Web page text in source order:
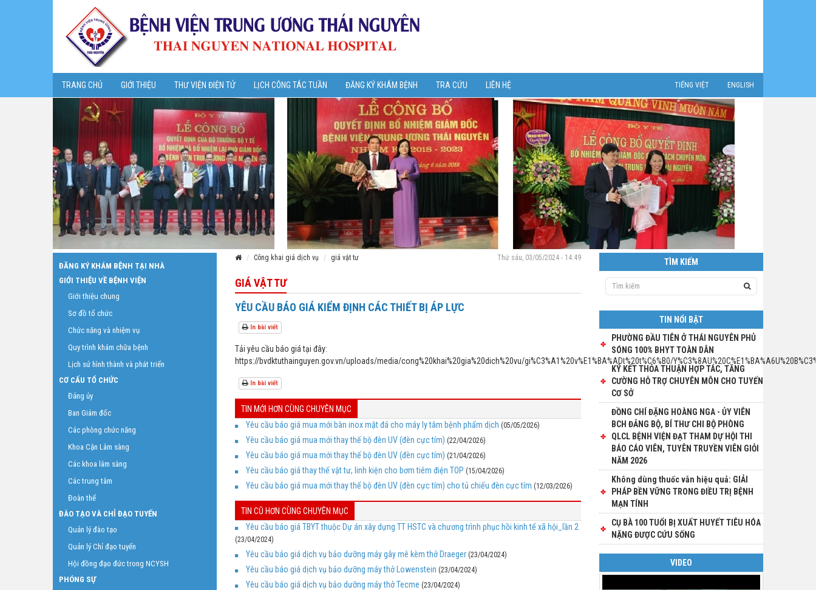
TRANG CHỦ GIỚI THIỆU THƯ VIỆN ĐIỆN TỬ LỊCH CÔNG TÁC TUẦN ĐĂNG KÝ KHÁM BỆNH TRA CỨU LIÊN HỆ TIẾNG VIỆT ENGLISH
Công khai giá dịch vụ giá vật tư Thứ sáu, 03/05/2024 - 14:49
GIÁ VẬT TƯ
YÊU CẦU BÁO GIÁ KIỂM ĐỊNH CÁC THIẾT BỊ ÁP LỰC
In bài viết
Tải yêu cầu báo giá tại đây:
https://bvdktuthainguyen.gov.vn/uploads/media/cong%20khai%20gia%20dich%20vu/gi%C3%A1%20v%E1%BA%ADt%20t%C6%B0/
In bài viết
TIN MỚI HƠN CÙNG CHUYÊN MỤC
Yêu cầu báo giá mua mới bàn inox mặt đá cho máy ly tâm bệnh phẩm dịch (05/05/2026)
Yêu cầu báo giá mua mới thay thế bộ đèn UV (đèn cực tím) (22/04/2026)
Yêu cầu báo giá mua mới thay thế bộ đèn UV (đèn cực tím) (21/04/2026)
Yêu cầu báo giá thay thế vật tư, linh kiện cho bơm tiêm điện TOP (15/04/2026)
Yêu cầu báo giá mua mới thay thế bộ đèn UV (đèn cực tím) cho tủ chiếu đèn cực tím (12/03/2026)
TIN CŨ HƠN CÙNG CHUYÊN MỤC
Yêu cầu báo giá TBYT thuộc Dự án xây dựng TT HSTC và chương trình phục hồi kinh tế xã hội_lần 2
(23/04/2024)
Yêu cầu báo giá dịch vụ bảo dưỡng máy gây mê kèm thở Draeger (23/04/2024)
Yêu cầu báo giá dịch vụ bảo dưỡng máy thở Lowenstein (23/04/2024)
Yêu cầu báo giá dịch vụ bảo dưỡng máy thở Tecme (23/04/2024)
ĐĂNG KÝ KHÁM BỆNH TẠI NHÀ
GIỚI THIỆU VỀ BỆNH VIỆN
Giới thiệu chung
Sơ đồ tổ chức
Chức năng và nhiệm vụ
Quy trình khám chữa bệnh
Lịch sử hình thành và phát triển
CƠ CẤU TỔ CHỨC
Đảng ủy
Ban Giám đốc
Các phòng chức năng
Khoa Cận Lâm sàng
Các khoa lâm sàng
Các trung tâm
Đoàn thể
ĐÀO TẠO VÀ CHỈ ĐẠO TUYẾN
Quản lý đào tạo
Quản lý Chỉ đạo tuyến
Hội đồng đạo đức trong NCYSH
PHÓNG SỰ
TÌM KIẾM
TIN NỔI BẬT
PHƯỜNG ĐẦU TIÊN Ở THÁI NGUYÊN PHỦ
SÓNG 100% BHYT TOÀN DÂN
KÝ KẾT THỎA THUẬN HỢP TÁC, TĂNG
CƯỜNG HỖ TRỢ CHUYÊN MÔN CHO TUYẾN
CƠ SỞ
ĐỒNG CHÍ ĐẶNG HOÀNG NGA - ỦY VIÊN
BCH ĐẢNG BỘ, BÍ THƯ CHI BỘ PHÒNG
QLCL BỆNH VIỆN ĐẠT THAM DỰ HỘI THI
BÁO CÁO VIÊN, TUYÊN TRUYỀN VIÊN GIỎI
NĂM 2026
Không dùng thuốc vẫn hiệu quả: GIẢI
PHÁP BỀN VỮNG TRONG ĐIỀU TRỊ BỆNH
MẠN TÍNH
CỤ BÀ 100 TUỔI BỊ XUẤT HUYẾT TIÊU HÓA
NẶNG ĐƯỢC CỨU SỐNG
VIDEO